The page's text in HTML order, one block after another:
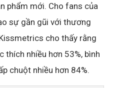
phẩm mới. Cho fans của
sự gần gũi với thương
cho thấy rằng
thích nhiều hơn 53%, bình
chuột nhiều hơn 84%.